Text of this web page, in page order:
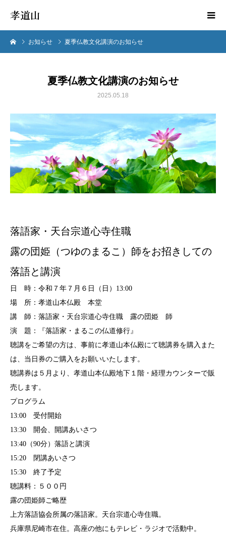
孝道山
お知らせ 夏季仏教文化講演のお知らせ
夏季仏教文化講演のお知らせ
2025.05.18
落語家・天台宗道心寺住職
露の団姫（つゆのまるこ）師をお招きしての
落語と講演
日 時：令和７年７月６日（日）13:00
場 所：孝道山本仏殿 本堂
講 師：落語家・天台宗道心寺住職 露の団姫 師
演 題：『落語家・まるこの仏道修行』
聴講をご希望の方は、事前に孝道山本仏殿にて聴講券を購入また
は、当日券のご購入をお願いいたします。
聴講券は５月より、孝道山本仏殿地下１階・経理カウンターで販
売します。
プログラム
13:00 受付開始
13:30 開会、開講あいさつ
13:40（90分）落語と講演
15:20 閉講あいさつ
15:30 終了予定
聴講料：５００円
露の団姫師ご略歴
上方落語協会所属の落語家。天台宗道心寺住職。
兵庫県尼崎市在住。高座の他にもテレビ・ラジオで活動中。